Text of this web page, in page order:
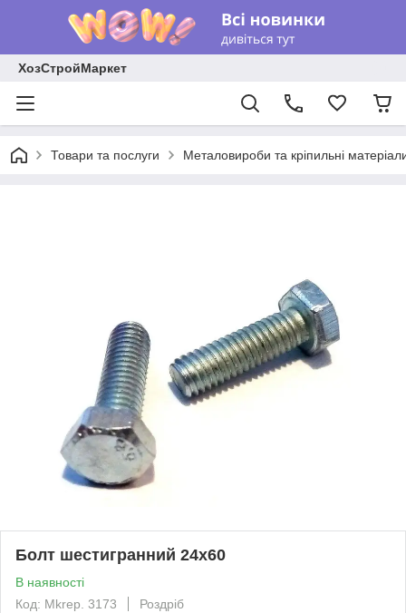
ХозСтройМаркет
Товари та послуги Металовироби та кріпильні
Болт шестигранний 24х60
В наявності
Код: Mkrep. 3173
Роздріб